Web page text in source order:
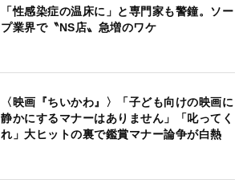
「性感染症の温床に」と専門家も警鐘。ソー
プ業界で〝NS店〟急増のワケ
〈映画『ちいかわ』〉「子ども向けの映画に
静かにするマナーはありません」「叱ってく
れ」大ヒットの裏で鑑賞マナー論争が白熱